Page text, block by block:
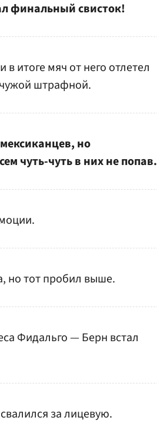
финальный свисток!
итоге мяч от него отлетел
чужой штрафной.
но
чуть-чуть в них не попав.
но тот пробил выше.
Фидальго — Берн встал
за лицевую.